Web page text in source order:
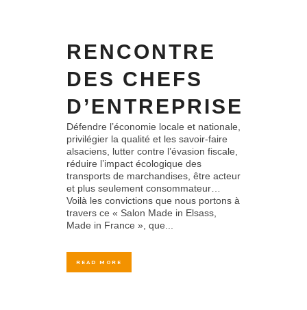
RENCONTRE
DES CHEFS
D’ENTREPRISE
Défendre l’économie locale et nationale,
privilégier la qualité et les savoir-faire
alsaciens, lutter contre l’évasion fiscale,
réduire l’impact écologique des
transports de marchandises, être acteur
et plus seulement consommateur…
Voilà les convictions que nous portons à
travers ce « Salon Made in Elsass,
Made in France », que...
READ MORE